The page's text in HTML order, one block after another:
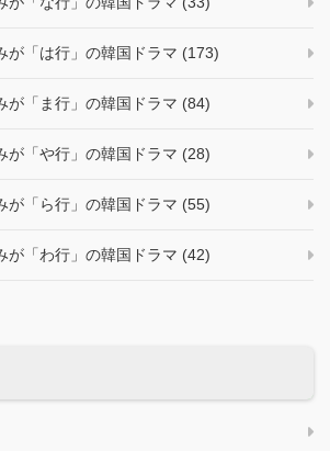
が「は行」の韓国ドラマ (173)
が「ま行」の韓国ドラマ (84)
が「や行」の韓国ドラマ (28)
が「ら行」の韓国ドラマ (55)
が「わ行」の韓国ドラマ (42)